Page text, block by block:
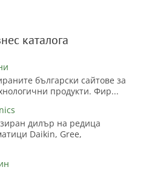
каталога
български сайтове за
продукти. Фир...
дилър на редица
Daikin, Gree,